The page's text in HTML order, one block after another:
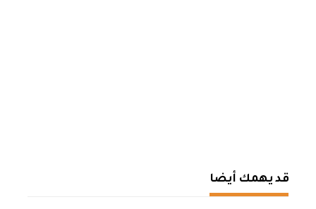
قد يهمك أيضا